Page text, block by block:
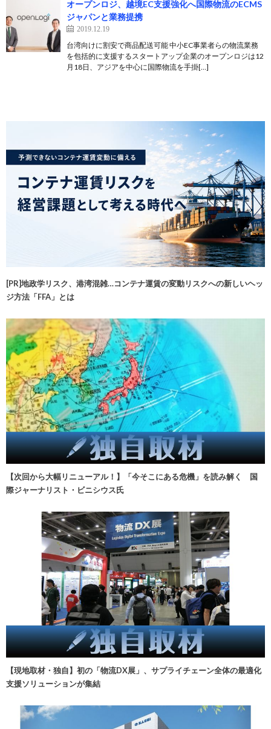
オープンロジ、越境EC支援強化へ国際物流のECMS
ジャパンと業務提携
2019.12.19
台湾向けに割安で商品配送可能 中小EC事業者らの物流業務
を包括的に支援するスタートアップ企業のオープンロジは12
月18日、アジアを中心に国際物流を手掛[…]
[PR]地政学リスク、港湾混雑…コンテナ運賃の変動リスクへの新しいヘッ
ジ方法「FFA」とは
【次回から大幅リニューアル！】「今そこにある危機」を読み解く 国
際ジャーナリスト・ビニシウス氏
【現地取材・独自】初の「物流DX展」、サプライチェーン全体の最適化
支援ソリューションが集結